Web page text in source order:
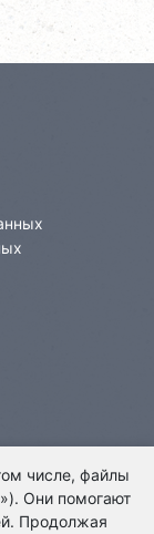
числе, файлы
Они помогают
Продолжая